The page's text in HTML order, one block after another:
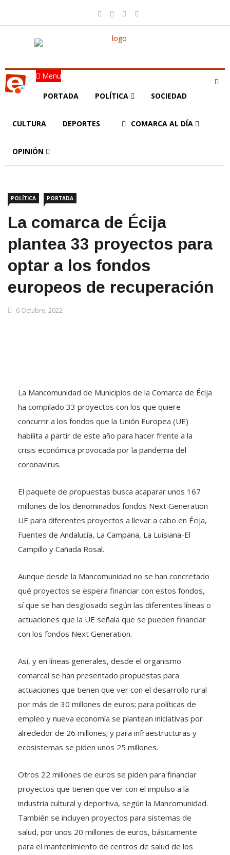
Menu
PORTADA POLÍTICA SOCIEDAD
CULTURA DEPORTES COMARCA AL DÍA
OPINIÓN
POLÍTICA PORTADA
La comarca de Écija
plantea 33 proyectos para
optar a los fondos
europeos de recuperación
6 Octubre, 2022
La Mancomunidad de Municipios de la Comarca de Écija
ha compilado 33 proyectos con los que quiere
concurrir a los fondos que la Unión Europea (UE)
habilita a partir de este año para hacer frente a la
crisis económica provocada por la pandemia del
coronavirus.
El paquete de propuestas busca acaparar unos 167
millones de los denominados fondos Next Generation
UE para diferentes proyectos a llevar a cabo en Écija,
Fuentes de Andalucía, La Campana, La Luisiana-El
Campillo y Cañada Rosal.
Aunque desde la Mancomunidad no se han concretado
qué proyectos se espera financiar con estos fondos,
sí que se han desglosado según las diferentes líneas o
actuaciones que la UE señala que se pueden financiar
con los fondos Next Generation.
Así, y en líneas generales, desde el organismo
comarcal se han presentado propuestas para
actuaciones que tienen que ver con el desarrollo rural
por más de 30 millones de euros; para políticas de
empleo y nueva economía se plantean iniciativas por
alrededor de 26 millones; y para infraestructuras y
ecosistemas se piden unos 25 millones.
Otros 22 millones de euros se piden para financiar
proyectos que tienen que ver con el impulso a la
industria cultural y deportiva, según la Mancomunidad.
También se incluyen proyectos para sistemas de
salud, por unos 20 millones de euros, básicamente
para el mantenimiento de centros de salud de los